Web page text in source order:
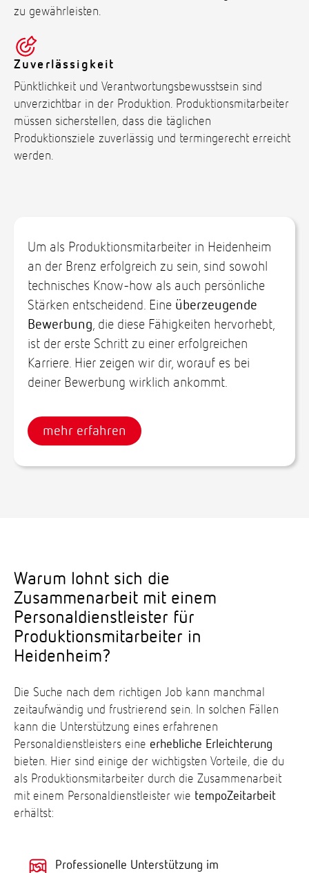
zu gewährleisten.
Zuverlässigkeit
Pünktlichkeit und Verantwortungsbewusstsein sind
unverzichtbar in der Produktion. Produktionsmitarbeiter
müssen sicherstellen, dass die täglichen
Produktionsziele zuverlässig und termingerecht erreicht
werden.
Um als Produktionsmitarbeiter in Heidenheim
an der Brenz erfolgreich zu sein, sind sowohl
technisches Know-how als auch persönliche
Stärken entscheidend. Eine überzeugende
Bewerbung, die diese Fähigkeiten hervorhebt,
ist der erste Schritt zu einer erfolgreichen
Karriere. Hier zeigen wir dir, worauf es bei
deiner Bewerbung wirklich ankommt.
mehr erfahren
Warum lohnt sich die
Zusammenarbeit mit einem
Personaldienstleister für
Produktionsmitarbeiter in
Heidenheim?
Die Suche nach dem richtigen Job kann manchmal
zeitaufwändig und frustrierend sein. In solchen Fällen
kann die Unterstützung eines erfahrenen
Personaldienstleisters eine erhebliche Erleichterung
bieten. Hier sind einige der wichtigsten Vorteile, die du
als Produktionsmitarbeiter durch die Zusammenarbeit
mit einem Personaldienstleister wie tempoZeitarbeit
erhältst:
Professionelle Unterstützung im